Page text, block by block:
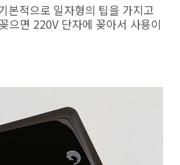
본적으로 일자형의 팁을 가지고
으면 220V 단자에 꽂아서 사용이